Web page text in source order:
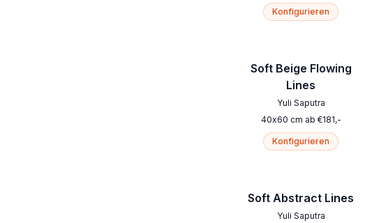
Konfigurieren
Soft Beige Flowing
Lines
Yuli Saputra
40x60 cm ab €181,-
Konfigurieren
Soft Abstract Lines
Yuli Saputra